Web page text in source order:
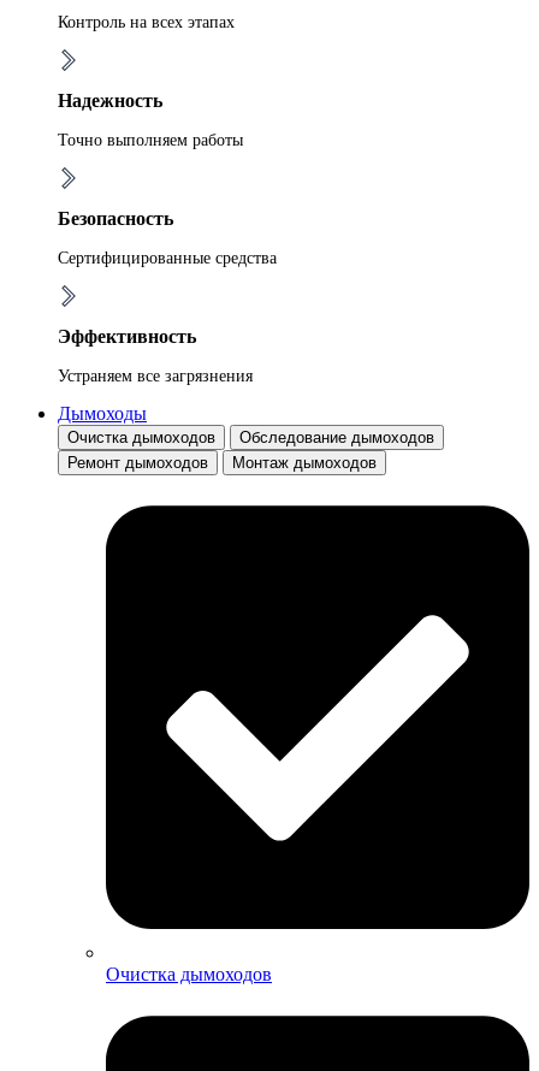
Контроль на всех этапах
Надежность
Точно выполняем работы
Безопасность
Сертифицированные средства
Эффективность
Устраняем все загрязнения
Дымоходы
Очистка дымоходов
Обследование дымоходов
Ремонт дымоходов
Монтаж дымоходов
Очистка дымоходов